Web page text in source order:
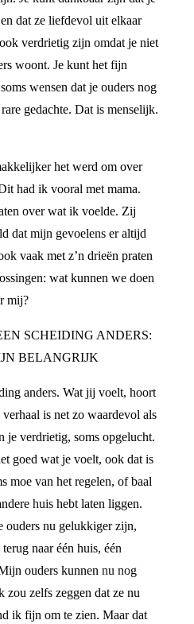
dat ze liefdevol uit elkaar
verdrietig zijn omdat je niet
woont. Je kunt het fijn
wensen dat je ouders nog
gedachte. Dat is menselijk.
het werd om over
had ik vooral met mama.
over wat ik voelde. Zij
dat mijn gevoelens er altijd
vaak met z’n drieën praten
wat kunnen we doen
mij?
SCHEIDING ANDERS:
BELANGRIJK
anders. Wat jij voelt, hoort
is net zo waardevol als
je verdrietig, soms opgelucht.
goed wat je voelt, ook dat is
moe van het regelen, of baal
huis hebt laten liggen.
ouders nu gelukkiger zijn,
naar één huis, één
ouders kunnen nu nog
zou zelfs zeggen dat ze nu
ik fijn om te zien. Maar dat